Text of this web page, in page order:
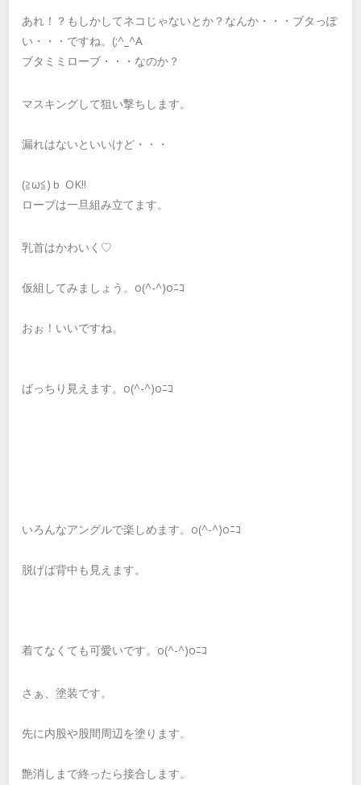
あれ！？もしかしてネコじゃないとか？なんか・・・ブタっぽ
い・・・ですね。(;^_^A
ブタミミローブ・・・なのか？
マスキングして狙い撃ちします。
漏れはないといいけど・・・
(≧ω≦)ｂ OK!!
ローブは一旦組み立てます。
乳首はかわいく♡
仮組してみましょう。o(^-^)oﾆｺ
おぉ！いいですね。
ばっちり見えます。o(^-^)oﾆｺ
いろんなアングルで楽しめます。o(^-^)oﾆｺ
脱げば背中も見えます。
着てなくても可愛いです。o(^-^)oﾆｺ
さぁ、塗装です。
先に内股や股間周辺を塗ります。
艶消しまで終ったら接合します。